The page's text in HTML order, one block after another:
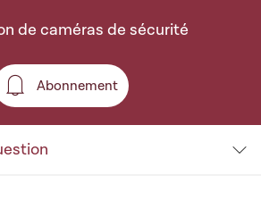
de caméras de sécurité
Abonnement
Abonnement